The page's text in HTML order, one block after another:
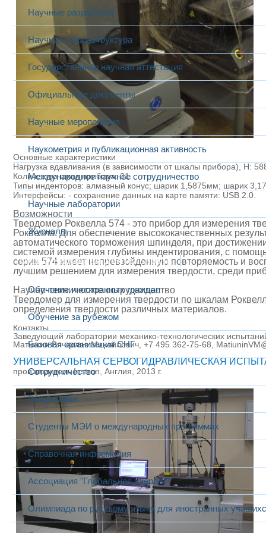
Научные разработки
Научная инфраструктура
Государственная научная аттестация
Официальные документы
Научные мероприятия
Наукометрия и публикационная активность
Международное научное сотрудничество
Научные лаборатории
Журналы
Международная деятельность
Обучение иностранных граждан
Обучение за рубежом
Базовая организация СНГ
Сотрудничество
Выпускники
Студенты МЭИ о международных программах
Справочная информация
Ассоциация "Глобальная энергия"
Олимпиада по русскому языку для иностранных
Основные характеристики
Нагрузка вдавливания (в зависимости от шкалы прибора), Н:
Количество шкал прибора: 31.
Типы инденторов: алмазный конус; шарик 1,5875мм; шарик
Интерфейсы: - сохранение данных на карте памяти: USB 2.0.
Возможности
Твердомер Роквелла 574 - это прибор для измерения
Роквелла. Для обеспечение высококачественных
автоматического торможения шпинделя, при
системой измерения глубины индентирования, с
серии 574 имеет непревзойденную повторяемость и
лучшим решением для измерения твердости, среди
Научно-техническое сотрудничество
Твердомер для измерения твердости по шкалам
определения твердости различных материалов.
Контакты
Заведующий лаборатории механико-технологических
Матюнин Вячеслав Михайлович, +7 495 362-75-68,
УНИВЕРСАЛЬНАЯ СЕРВОГИДРАВЛИЧЕСКАЯ
производитель Instron, Англия, 2013 г.